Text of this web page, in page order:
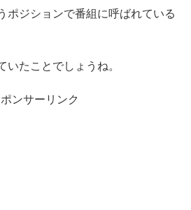
ポジションで番組に呼ばれている
いたことでしょうね。
ンサーリンク